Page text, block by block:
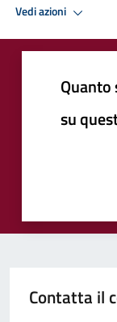
Vedi azioni
su
Contatta il